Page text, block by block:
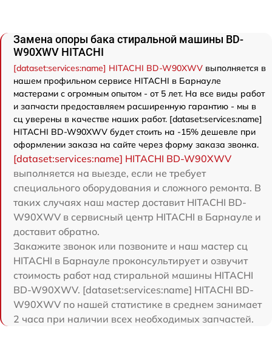
Замена опоры бака стиральной машины BD-
W90XWV HITACHI
[dataset:services:name] HITACHI BD-W90XWV выполняется в
нашем профильном сервисе HITACHI в Барнауле
мастерами с огромным опытом - от 5 лет. На все виды работ
и запчасти предоставляем расширенную гарантию - мы в
сц уверены в качестве наших работ. [dataset:services:name]
HITACHI BD-W90XWV будет стоить на -15% дешевле при
оформлении заказа на сайте через форму заказа звонка.
[dataset:services:name] HITACHI BD-W90XWV
выполняется на выезде, если не требует
специального оборудования и сложного ремонта. В
таких случаях наш мастер доставит HITACHI BD-
W90XWV в сервисный центр HITACHI в Барнауле и
доставит обратно.
Закажите звонок или позвоните и наш мастер сц
HITACHI в Барнауле проконсультирует и озвучит
стоимость работ над стиральной машины HITACHI
BD-W90XWV. [dataset:services:name] HITACHI BD-
W90XWV по нашей статистике в среднем занимает
2 часа при наличии всех необходимых запчастей.